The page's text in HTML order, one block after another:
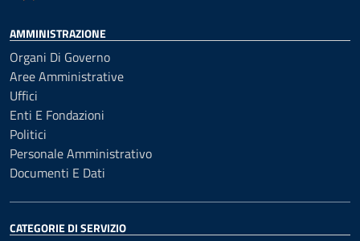
AMMINISTRAZIONE
Organi Di Governo
Aree Amministrative
Uffici
Enti E Fondazioni
Politici
Personale Amministrativo
Documenti E Dati
CATEGORIE DI SERVIZIO